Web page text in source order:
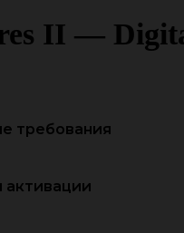
II —
требования
активации